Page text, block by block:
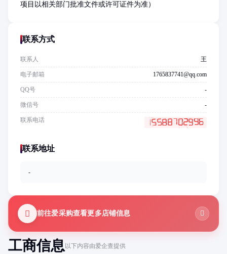
工商信息以下内容由爱企查提供
项目以相关部门批准文件或许可证件为准）
联系方式
联系人 王
电子邮箱 1765837741@qq.com
QQ号 -
微信号 -
联系电话
联系地址
-
前往爱采购查看更多店铺信息